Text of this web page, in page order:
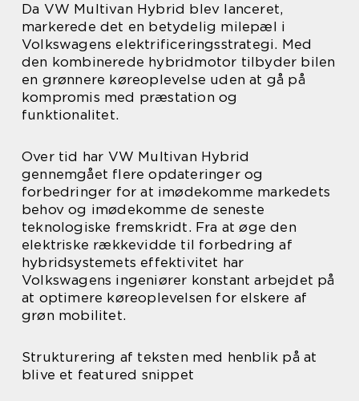
Da VW Multivan Hybrid blev lanceret,
markerede det en betydelig milepæl i
Volkswagens elektrificeringsstrategi. Med
den kombinerede hybridmotor tilbyder bilen
en grønnere køreoplevelse uden at gå på
kompromis med præstation og
funktionalitet.
Over tid har VW Multivan Hybrid
gennemgået flere opdateringer og
forbedringer for at imødekomme markedets
behov og imødekomme de seneste
teknologiske fremskridt. Fra at øge den
elektriske rækkevidde til forbedring af
hybridsystemets effektivitet har
Volkswagens ingeniører konstant arbejdet på
at optimere køreoplevelsen for elskere af
grøn mobilitet.
Strukturering af teksten med henblik på at
blive et featured snippet